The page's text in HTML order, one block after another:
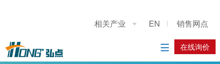
相关产业  EN 销售网点
在线询价

公司简介
设计分享
重型龙门上下料桁架机械手
系统方案
在线询价